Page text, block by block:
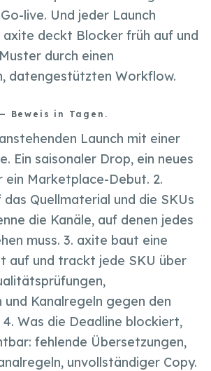
live. Und jeder Launch
deckt Blocker früh auf und
durch einen
datengestützten Workflow.
Beweis in Tagen.
Launch mit einer
Ein saisonaler Drop, ein neues
Marketplace-Debut. 2.
Quellmaterial und die SKUs
die Kanäle, auf denen jedes
muss. 3. axite baut eine
auf und trackt jede SKU über
und Kanalregeln gegen den
4. Was die Deadline blockiert,
fehlende Übersetzungen,
unvollständiger Copy.